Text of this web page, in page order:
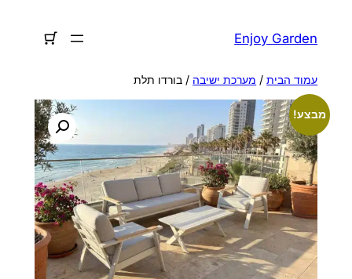
Enjoy Garden
עמוד הבית/ מערכת ישיבה / בורדו תלת
מבצע!